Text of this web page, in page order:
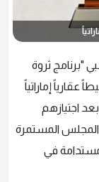
"برنامج ثروة
أسهم في تأهيل وتخريج 50 وسيطاً عقارياً إماراتياً
اجتيازهم
المجلس المستمرة
مستدامة في